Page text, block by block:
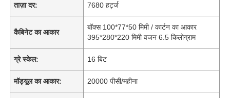
ताज़ा दर: 7680 हर्ट्ज
कैबिनेट का आकार
बॉक्स 100*77*50 मिमी / कार्टन का आकार
395*280*220 मिमी वजन 6.5 किलोग्राम
ग्रे स्केल: 16 बिट
मॉड्यूल का आकार: 20000 पीसी/महीना